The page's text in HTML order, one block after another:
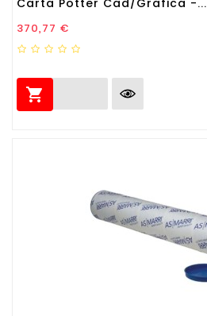
Prezzo
370,77 €
